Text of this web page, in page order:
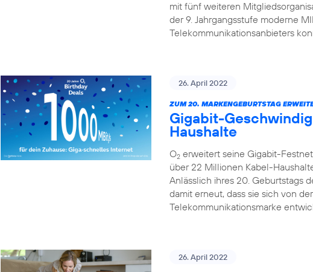
mit fünf weiteren
der 9. Jahrgangsstufe moderne
Telekommunikationsanbieters
26. April 2022
ZUM 20. MARKENGEBURTSTAG
Gigabit-
Haushalte
O2 erweitert seine Gigabit-
über 22 Millionen Kabel-
Anlässlich ihres 20. Geburtstags
damit erneut, dass sie sich von
Telekommunikationsmarke
26. April 2022